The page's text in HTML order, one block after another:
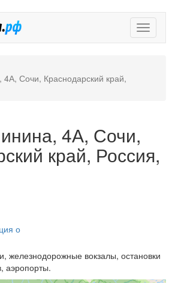
4А, Сочи, Краснодарский край,
4А, Сочи,
край, Россия,
о
железнодорожные вокзалы, остановки
аэропорты.